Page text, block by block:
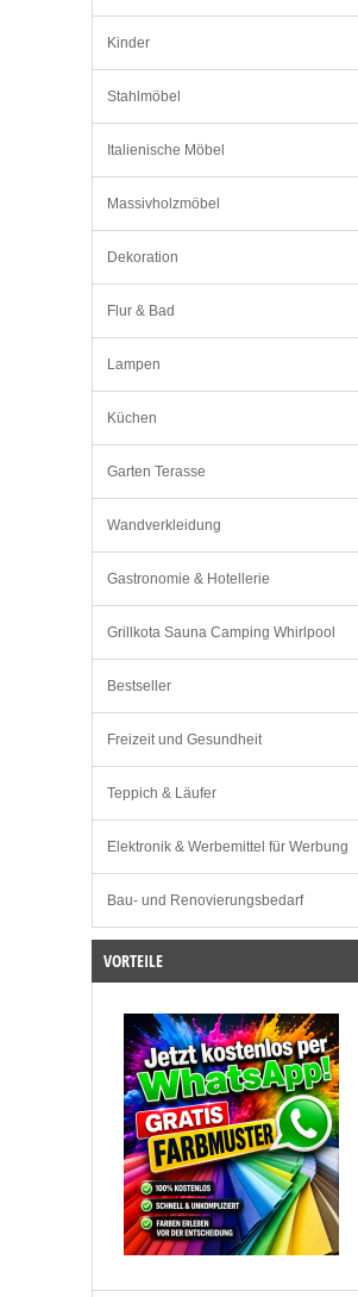
Kinder
Stahlmöbel
Italienische Möbel
Massivholzmöbel
Dekoration
Flur & Bad
Lampen
Küchen
Garten Terasse
Wandverkleidung
Gastronomie & Hotellerie
Grillkota Sauna Camping Whirlpool
Bestseller
Freizeit und Gesundheit
Teppich & Läufer
Elektronik & Werbemittel für Werbung
Bau- und Renovierungsbedarf
VORTEILE